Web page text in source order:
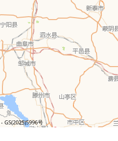
- GS(2025)5996号